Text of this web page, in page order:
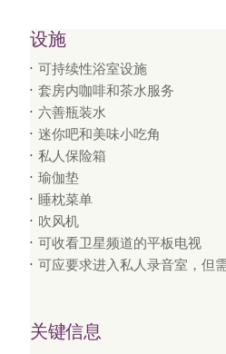
设施
可持续性浴室设施
套房内咖啡和茶水服务
六善瓶装水
迷你吧和美味小吃角
私人保险箱
瑜伽垫
睡枕菜单
吹风机
可收看卫星频道的平板电视
可应要求进入私人录音室，但
关键信息